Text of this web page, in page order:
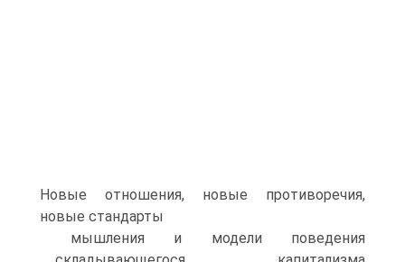
Новые отношения, новые противоречия,
новые стандарты
мышления и модели поведения